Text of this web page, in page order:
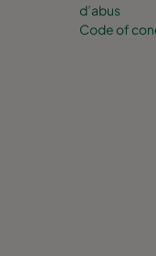
d’abus
Code of